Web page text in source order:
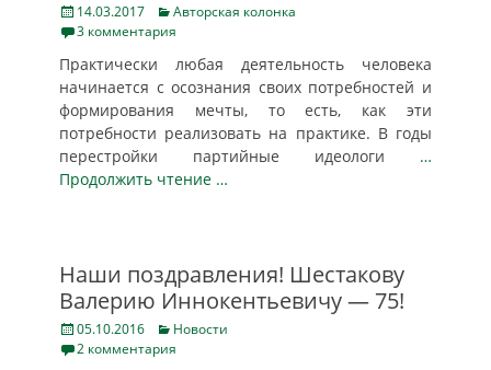
Posted
on
14.03.2017 Categories
Авторская колонка
3 комментария
Практически любая деятельность человека
начинается с осознания своих потребностей и
формирования мечты, то есть, как эти
потребности реализовать на практике. В годы
перестройки партийные идеологи …
Продолжить чтение …
Наши поздравления! Шестакову
Валерию Иннокентьевичу — 75!
Posted
on
05.10.2016 Categories
Новости
2 комментария